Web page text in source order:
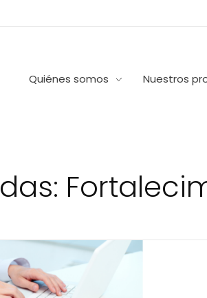
Quiénes somos Nuestros